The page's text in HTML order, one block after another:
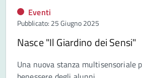
Eventi
Pubblicato: 25 Giugno 2025
Nasce "Il Giardino dei Sensi"
Una nuova stanza multisensoriale